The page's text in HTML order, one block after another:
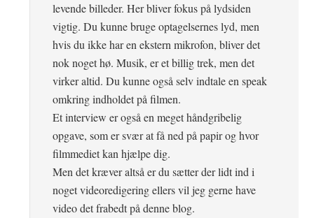
levende billeder. Her bliver fokus på lydsiden
vigtig. Du kunne bruge optagelsernes lyd, men
hvis du ikke har en ekstern mikrofon, bliver det
nok noget hø. Musik, er et billig trek, men det
virker altid. Du kunne også selv indtale en speak
omkring indholdet på filmen.
Et interview er også en meget håndgribelig
opgave, som er svær at få ned på papir og hvor
filmmediet kan hjælpe dig.
Men det kræver altså er du sætter der lidt ind i
noget videoredigering ellers vil jeg gerne have
video det frabedt på denne blog.